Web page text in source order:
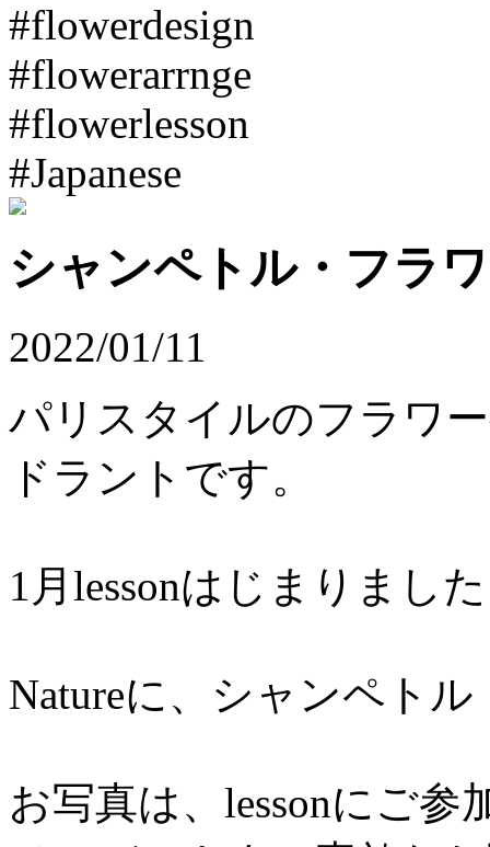
#flowerdesign
#flowerarrnge
#flowerlesson
#Japanese
シャンペトル・フラ
2022/01/11
パリスタイルのフラワ
ドラントです。
1月lessonはじまりまし
Natureに、シャンペトル
お写真は、lessonにご参